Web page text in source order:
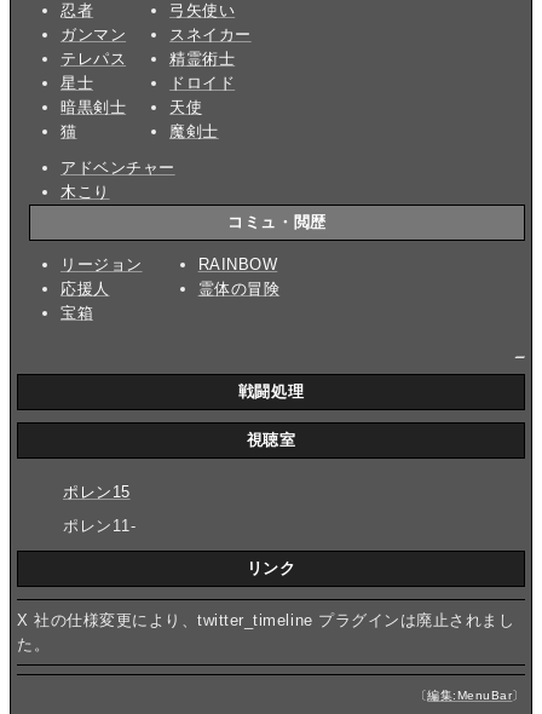
忍者
ガンマン
テレパス
星士
暗黒剣士
猫
弓矢使い
スネイカー
精霊術士
ドロイド
天使
魔剣士
アドベンチャー
木こり
コミュ・閲歴
リージョン
応援人
宝箱
RAINBOW
霊体の冒険
戦闘処理
視聴室
ポレン15
ポレン11-
リンク
X 社の仕様変更により、twitter_timeline プラグインは廃止されまし
た。
〔編集:MenuBar